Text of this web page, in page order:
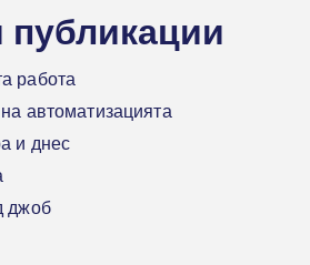
работа
автоматизацията
и днес
джоб